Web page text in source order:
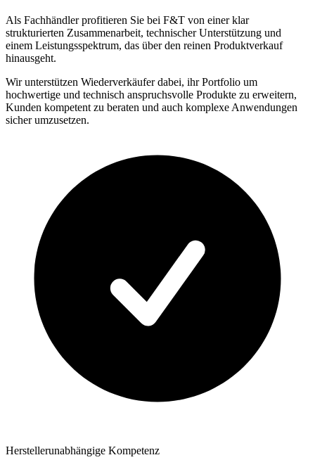
Als Fachhändler profitieren Sie bei F&T von einer klar
strukturierten Zusammenarbeit, technischer Unterstützung und
einem Leistungsspektrum, das über den reinen Produktverkauf
hinausgeht.
Wir unterstützen Wiederverkäufer dabei, ihr Portfolio um
hochwertige und technisch anspruchsvolle Produkte zu erweitern,
Kunden kompetent zu beraten und auch komplexe Anwendungen
sicher umzusetzen.
Herstellerunabhängige Kompetenz